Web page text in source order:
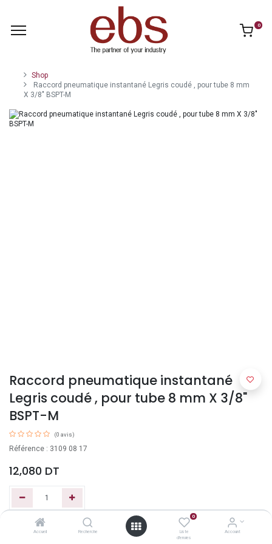
Accueil Recherche
0
Liste
d'envies
Account
0
Shop
Raccord pneumatique instantané Legris coudé , pour tube 8 mm
X 3/8" BSPT-M
Raccord pneumatique instantané
Legris coudé , pour tube 8 mm X 3/8"
BSPT-M
(0 avis)
Référence : 3109 08 17
12,080 DT
Ajouter au panier